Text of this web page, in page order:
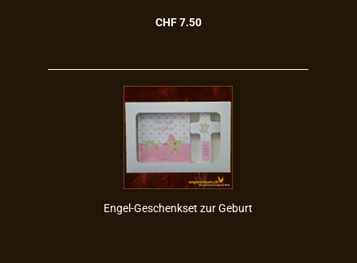
CHF 7.50
Engel-​​Ge­schenk­set zur Ge­burt